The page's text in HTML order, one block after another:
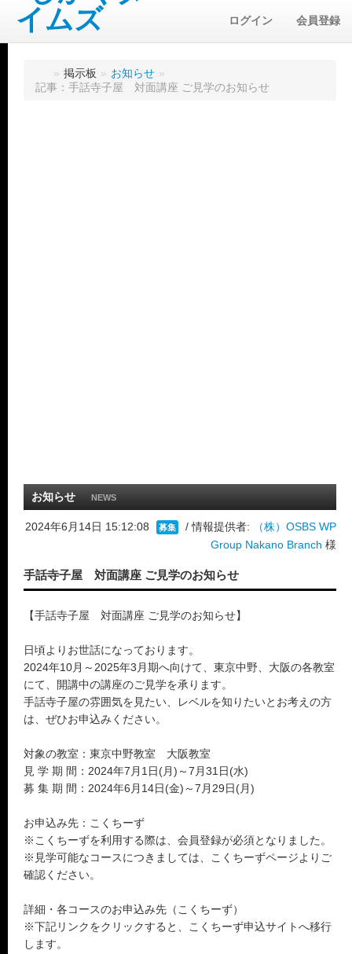
ログイン 会員登録
» 掲示板 » お知らせ »
記事：手話寺子屋 対面講座 ご見学のお知らせ
お知らせ NEWS
2024年6月14日 15:12:08 募集 / 情報提供者:
（株）OSBS WP
Group Nakano Branch 様
手話寺子屋 対面講座 ご見学のお知らせ
【手話寺子屋 対面講座 ご見学のお知らせ】
日頃よりお世話になっております。
2024年10月～2025年3月期へ向けて、東京中野、大阪の各教室
にて、開講中の講座のご見学を承ります。
手話寺子屋の雰囲気を見たい、レベルを知りたいとお考えの方
は、ぜひお申込みください。
対象の教室：東京中野教室 大阪教室
見 学 期 間：2024年7月1日(月)～7月31日(水)
募 集 期 間：2024年6月14日(金)～7月29日(月)
お申込み先：こくちーず
※こくちーずを利用する際は、会員登録が必須となりました。
※見学可能なコースにつきましては、こくちーずページよりご
確認ください。
詳細・各コースのお申込み先（こくちーず）
※下記リンクをクリックすると、こくちーず申込サイトへ移行
します。